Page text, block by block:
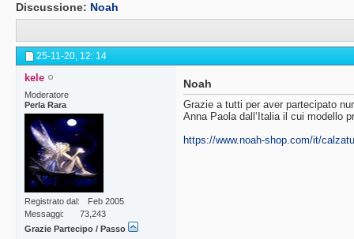
Discussione: Noah
25-11-20, 12: 14
kele
Moderatore
Perla Rara
Registrato dal
Feb 2005
Messaggi
73,243
Grazie Partecipo / Passo
Noah
Grazie a tutti per aver partecipato
Anna Paola dall‘Italia il cui modello
https://www.noah-shop.com/it/